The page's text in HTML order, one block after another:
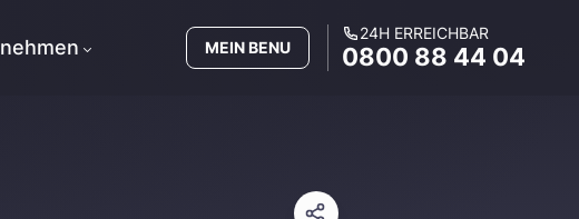
MEIN BENU
24H ERREICHBAR
0800 88 44 04